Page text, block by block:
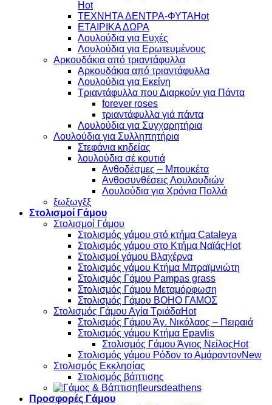
ΤΕΧΝΗΤΑ ΔΕΝΤΡΑ-ΦΥΤΑ
ΕΤΑΙΡΙΚΑ ΔΩΡΑ
Λουλούδια για Ευχές
Λουλούδια για Ερωτευμένους
Aρκουδάκια από τριαντάφυλλα
Aρκουδάκια από τριαντάφυλλα
Λουλούδια για Εκείνη
Τριαντάφυλλα που Διαρκούν για Πάντα
forever roses
τριαντάφυλλα γιά πάντα
Λουλούδια για Συγχαρητήρια
Λουλούδια για Συλληπητήρια
Στεφάνια κηδείας
λουλούδια σέ κουτιά
Ανθοδέσμες – Μπουκέτα
Ανθοσυνθέσεις Λουλουδιών
Λουλούδια για Χρόνια Πολλά
ξωξωγξξ
Στολισμοί Γάμου
Στολισμοί Γάμου
Στολισμός γάμου στό κτήμα Cataleya
Στολισμός γάμου στο Κτήμα Ναϊάς
Στολισμοί γάμου Βλαχέρνα
Στολισμός γάμου Κτήμα Μπραϊμνιώτη
Στολισμός Γάμου Pampas grass
Στολισμός Γάμου Μεταμόρφωση
Στολισμός Γάμου BOHO ΓΑΜΟΣ
Στολισμός Γάμου Αγία Τριάδα
Στολισμός Γάμου Άγ. Νικόλαος – Πειραιά
Στολισμός γάμου Κτήμα Epavlis
Στολισμός Γάμου Άγιος Νείλος
Στολισμός γάμου Ρόδον το Αμάραντον
Στολισμός Εκκλησίας
Στολισμός βάπτισης
fleursdeathens
Προσφορές Γάμου